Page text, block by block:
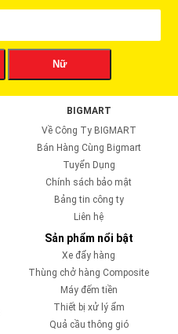
Nữ
BIGMART
Về Công Ty BIGMART
Bán Hàng Cùng Bigmart
Tuyển Dụng
Chính sách bảo mật
Bảng tin công ty
Liên hệ
Sản phẩm nổi bật
Xe đẩy hàng
Thùng chở hàng Composite
Máy đếm tiền
Thiết bị xử lý ẩm
Quả cầu thông gió